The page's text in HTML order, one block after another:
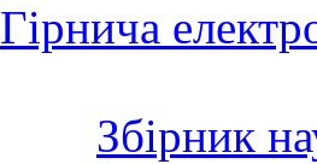
Гірнича
Збірник